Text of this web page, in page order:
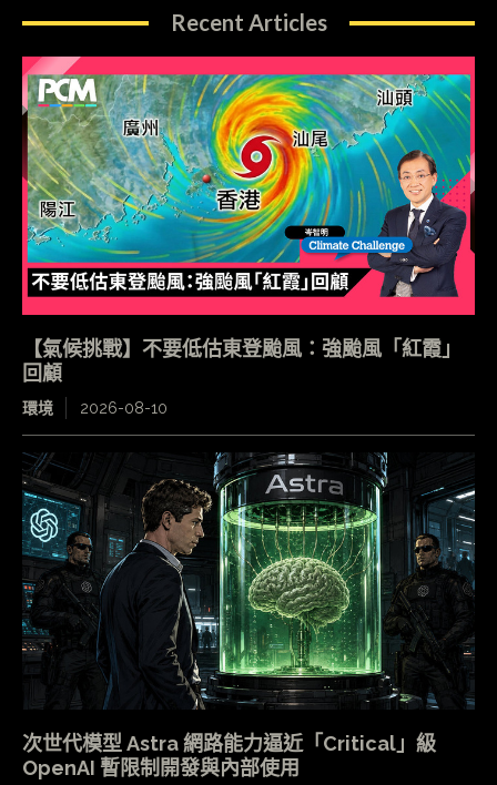
Recent Articles
【氣候挑戰】不要低估東登颱風：強颱風「紅霞」
回顧
環境 2026-08-10
次世代模型 Astra 網路能力逼近「Critical」級
OpenAI 暫限制開發與內部使用